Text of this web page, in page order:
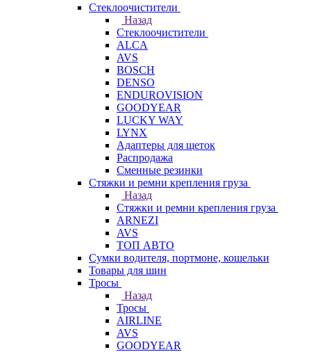
Стеклоочистители
Назад
Стеклоочистители
ALCA
AVS
BOSCH
DENSO
ENDUROVISION
GOODYEAR
LUCKY WAY
LYNX
Адаптеры для щеток
Распродажа
Сменные резинки
Стяжки и ремни крепления груза
Назад
Стяжки и ремни крепления груза
ARNEZI
AVS
ТОП АВТО
Сумки водителя, портмоне, кошельки
Товары для шин
Тросы
Назад
Тросы
AIRLINE
AVS
GOODYEAR